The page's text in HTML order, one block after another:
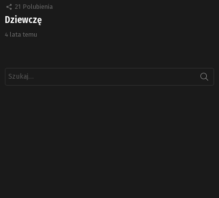
21 Polubienia
Dziewczę
4 lata temu